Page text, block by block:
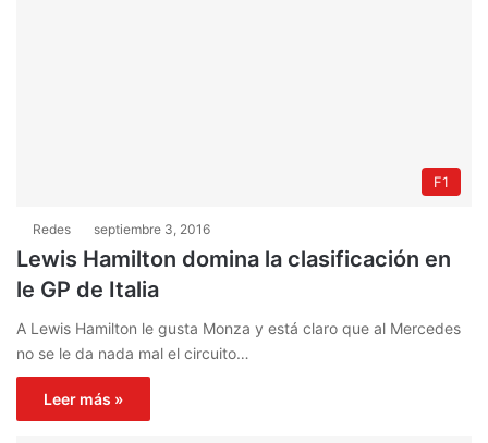
F1
Redes septiembre 3, 2016
Lewis Hamilton domina la clasificación en
le GP de Italia
A Lewis Hamilton le gusta Monza y está claro que al Mercedes
no se le da nada mal el circuito…
Leer más »